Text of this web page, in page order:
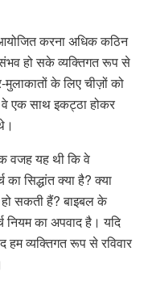
करना अधिक कठिन
हो सके व्यक्तिगत रूप से
के लिए चीज़ों को
वे एक साथ इकट्ठा होकर
वजह यह थी कि वे
सिद्धांत क्या है? क्या
सकती हैं? बाइबल के
नियम का अपवाद है। यदि
हम व्यक्तिगत रूप से रविवार